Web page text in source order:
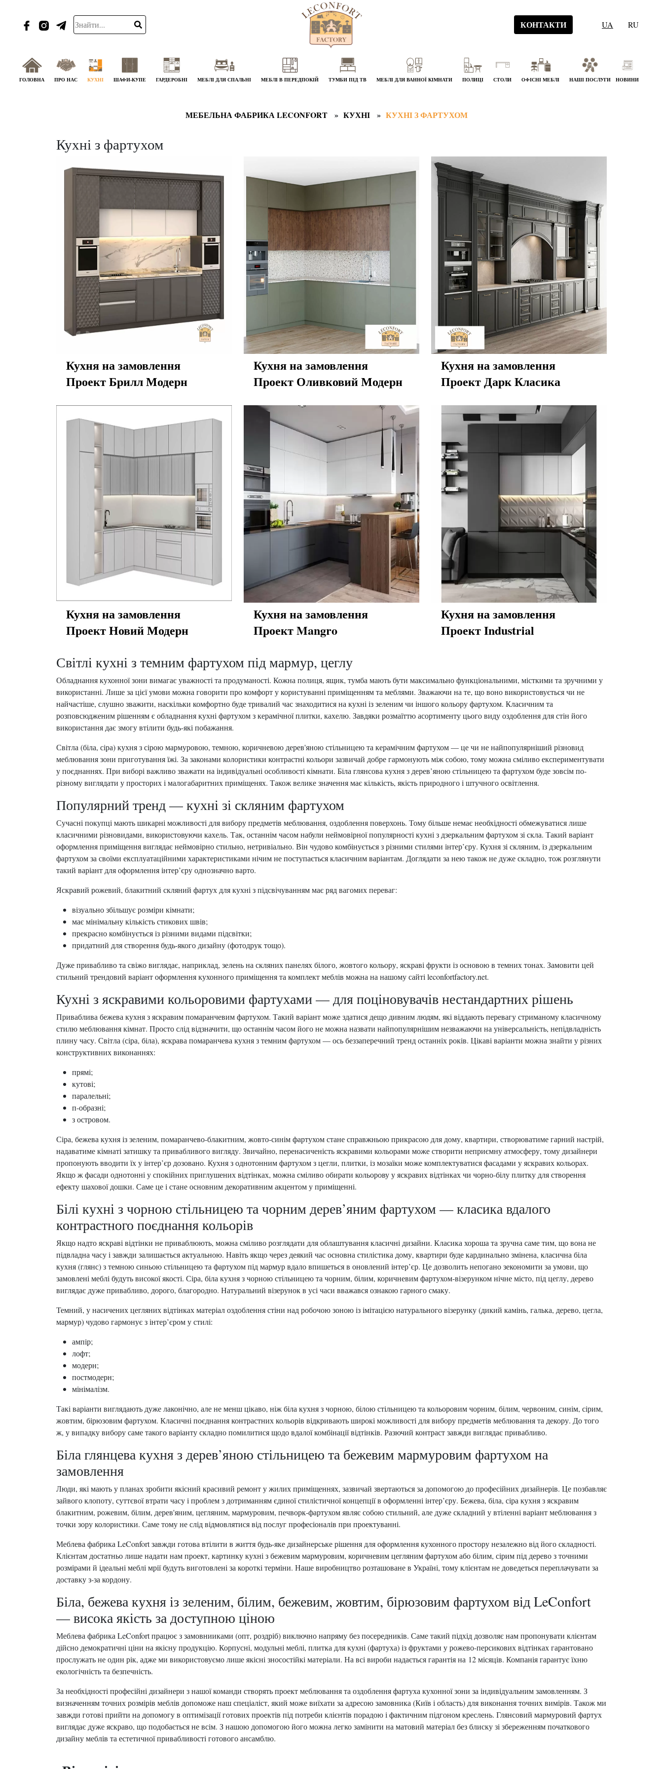
КОНТАКТИ UA RU
ГОЛОВНА ПРО НАС КУХНІ ШАФИ-КУПЕ ГАРДЕРОБНІ МЕБЛІ ДЛЯ СПАЛЬНІ МЕБЛІ В ПЕРЕДПОКІЙ ТУМБИ ПІД ТВ МЕБЛІ ДЛЯ ВАННОЇ КІМНАТИ ПОЛИЦІ СТОЛИ ОФІСНІ МЕБЛІ НАШІ ПОСЛУГИ НОВИНИ
МЕБЕЛЬНА ФАБРИКА LECONFORT КУХНІ КУХНІ З ФАРТУХОМ
Кухні з фартухом
Кухня на замовлення
Проект Брилл Модерн
Кухня на замовлення
Проект Оливковий Модерн
Кухня на замовлення
Проект Дарк Класика
Кухня на замовлення
Проект Новий Модерн
Кухня на замовлення
Проект Mangro
Кухня на замовлення
Проект Industrial
Світлі кухні з темним фартухом під мармур, цеглу
Обладнання кухонної зони вимагає уважності та продуманості. Кожна полиця, ящик, тумба мають бути максимально функціональними, місткими та зручними у
використанні. Лише за цієї умови можна говорити про комфорт у користуванні приміщенням та меблями. Зважаючи на те, що воно використовується чи не
найчастіше, слушно зважити, наскільки комфортно буде тривалий час знаходитися на кухні із зеленим чи іншого кольору фартухом. Класичним та
розповсюдженим рішенням є обладнання кухні фартухом з керамічної плитки, кахелю. Завдяки розмаїттю асортименту цього виду оздоблення для стін його
використання дає змогу втілити будь-які побажання.
Світла (біла, сіра) кухня з сірою мармуровою, темною, коричневою дерев'яною стільницею та керамічним фартухом — це чи не найпопулярніший різновид
меблювання зони приготування їжі. За законами колористики контрастні кольори зазвичай добре гармонують між собою, тому можна сміливо експериментувати
у поєднаннях. При виборі важливо зважати на індивідуальні особливості кімнати. Біла глянсова кухня з дерев’яною стільницею та фартухом буде зовсім по-
різному виглядати у просторих і малогабаритних приміщенях. Також велике значення має кількість, якість природного і штучного освітлення.
Популярний тренд — кухні зі скляним фартухом
Сучасні покупці мають шикарні можливості для вибору предметів меблювання, оздоблення поверхонь. Тому більше немає необхідності обмежуватися лише
класичними різновидами, використовуючи кахель. Так, останнім часом набули неймовірної популярності кухні з дзеркальним фартухом зі скла. Такий варіант
оформлення приміщення виглядає неймовірно стильно, нетривіально. Він чудово комбінується з різними стилями інтер’єру. Кухня зі скляним, із дзеркальним
фартухом за своїми експлуатаційними характеристиками нічим не поступається класичним варіантам. Доглядати за нею також не дуже складно, тож розглянути
такий варіант для оформлення інтер’єру однозначно варто.
Яскравий рожевий, блакитний скляний фартух для кухні з підсвічуванням має ряд вагомих переваг:
візуально збільшує розміри кімнати;
має мінімальну кількість стикових швів;
прекрасно комбінується із різними видами підсвітки;
придатний для створення будь-якого дизайну (фотодрук тощо).
Дуже привабливо та свіжо виглядає, наприклад, зелень на скляних панелях білого, жовтого кольору, яскраві фрукти із основою в темних тонах. Замовити цей
стильний трендовий варіант оформлення кухонного приміщення та комплект меблів можна на нашому сайті leconfortfactory.net.
Кухні з яскравими кольоровими фартухами — для поціновувачів нестандартних рішень
Приваблива бежева кухня з яскравим помаранчевим фартухом. Такий варіант може здатися дещо дивним людям, які віддають перевагу стриманому класичному
стилю меблювання кімнат. Просто слід відзначити, що останнім часом його не можна назвати найпопулярнішим незважаючи на універсальність, непідвладність
плину часу. Світла (сіра, біла), яскрава помаранчева кухня з темним фартухом — ось беззаперечний тренд останніх років. Цікаві варіанти можна знайти у різних
конструктивних виконаннях:
прямі;
кутові;
паралельні;
п-образні;
з островом.
Сіра, бежева кухня із зеленим, помаранчево-блакитним, жовто-синім фартухом стане справжньою прикрасою для дому, квартири, створюватиме гарний настрій,
надаватиме кімнаті затишку та привабливого вигляду. Звичайно, перенасиченість яскравими кольорами може створити неприємну атмосферу, тому дизайнери
пропонують вводити їх у інтер’єр дозовано. Кухня з однотонним фартухом з цегли, плитки, із мозаїки може комплектуватися фасадами у яскравих кольорах.
Якщо ж фасади однотонні у спокійних приглушених відтінках, можна сміливо обирати кольорову у яскравих відтінках чи чорно-білу плитку для створення
ефекту шахової дошки. Саме це і стане основним декоративним акцентом у приміщенні.
Білі кухні з чорною стільницею та чорним дерев’яним фартухом — класика вдалого
контрастного поєднання кольорів
Якщо надто яскраві відтінки не приваблюють, можна сміливо розглядати для облаштування класичні дизайни. Класика хороша та зручна саме тим, що вона не
підвладна часу і завжди залишається актуальною. Навіть якщо через деякий час основна стилістика дому, квартири буде кардинально змінена, класична біла
кухня (глянс) з темною синьою стільницею та фартухом під мармур вдало впишеться в оновлений інтер’єр. Це дозволить непогано зекономити за умови, що
замовлені меблі будуть високої якості. Сіра, біла кухня з чорною стільницею та чорним, білим, коричневим фартухом-візерунком нічне місто, під цеглу, дерево
виглядає дуже привабливо, дорого, благородно. Натуральний візерунок в усі часи вважався ознакою гарного смаку.
Темний, у насичених цегляних відтінках матеріал оздоблення стіни над робочою зоною із імітацією натурального візерунку (дикий камінь, галька, дерево, цегла,
мармур) чудово гармонує з інтер’єром у стилі:
ампір;
лофт;
модерн;
постмодерн;
мінімалізм.
Такі варіанти виглядають дуже лаконічно, але не менш цікаво, ніж біла кухня з чорною, білою стільницею та кольоровим чорним, білим, червоним, синім, сірим,
жовтим, бірюзовим фартухом. Класичні поєднання контрастних кольорів відкривають широкі можливості для вибору предметів меблювання та декору. До того
ж, у випадку вибору саме такого варіанту складно помилитися щодо вдалої комбінації відтінків. Разючий контраст завжди виглядає привабливо.
Біла глянцева кухня з дерев’яною стільницею та бежевим мармуровим фартухом на
замовлення
Люди, які мають у планах зробити якісний красивий ремонт у жилих приміщеннях, зазвичай звертаються за допомогою до професійних дизайнерів. Це позбавляє
зайвого клопоту, суттєвої втрати часу і проблем з дотриманням єдиної стилістичної концепції в оформленні інтер’єру. Бежева, біла, сіра кухня з яскравим
блакитним, рожевим, білим, дерев'яним, цегляним, мармуровим, печворк-фартухом являє собою стильний, але дуже складний у втіленні варіант меблювання з
точки зору колористики. Саме тому не слід відмовлятися від послуг професіоналів при проектуванні.
Меблева фабрика LeConfort завжди готова втілити в життя будь-яке дизайнерське рішення для оформлення кухонного простору незалежно від його складності.
Клієнтам достатньо лише надати нам проект, картинку кухні з бежевим мармуровим, коричневим цегляним фартухом або білим, сірим під дерево з точними
розмірами й ідеальні меблі мрії будуть виготовлені за короткі терміни. Наше виробництво розташоване в Україні, тому клієнтам не доведеться переплачувати за
доставку з-за кордону.
Біла, бежева кухня із зеленим, білим, бежевим, жовтим, бірюзовим фартухом від LeConfort
— висока якість за доступною ціною
Меблева фабрика LeConfort працює з замовнииками (опт, роздріб) виключно напряму без посередників. Саме такий підхід дозволяє нам пропонувати клієнтам
дійсно демократичні ціни на якісну продукцію. Корпусні, модульні меблі, плитка для кухні (фартуха) із фруктами у рожево-персикових відтінках гарантовано
прослужать не один рік, адже ми використовуємо лише якісні зносостійкі матеріали. На всі вироби надається гарантія на 12 місяців. Компанія гарантує їхню
екологічність та безпечність.
За необхідності професійні дизайнери з нашої команди створять проект меблювання та оздоблення фартуха кухонної зони за індивідуальним замовленням. З
визначенням точних розмірів меблів допоможе наш спеціаліст, який може виїхати за адресою замовника (Київ і область) для виконання точних вимірів. Також ми
завжди готові прийти на допомогу в оптимізації готових проектів під потреби клієнтів порадою і фактичним підгоном креслень. Глянсовий мармуровий фартух
виглядає дуже яскраво, що подобається не всім. З нашою допомогою його можна легко замінити на матовий матеріал без блиску зі збереженням початкового
дизайну меблів та естетичної привабливості готового ансамблю.